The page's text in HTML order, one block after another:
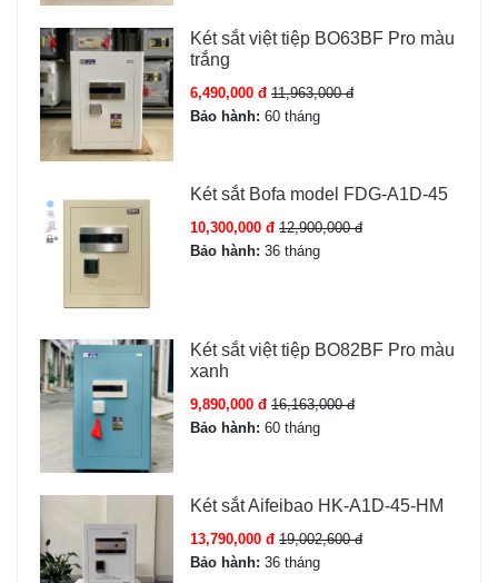
Màu sắc Gold Be
Bảo hành 24 tháng chính hãng
Xuất xứ
Tính năng Két sắt Liberty LB68-S7II-
Két sắt Liberty LB68 S7II Pro App Wifi
năng nổi bật sau:
Vân tay sinh trắc học FPC:Cảm biến 3 lớp (nhiệt độ +
điện dung + áp suất), lưu 100 vân tay, mở két nhanh
trong 0.5 giây.
Mã số điện tử:Bàn phím cảm ứng nhạy, 10 mã có thể
cài đặt riêng cho từng thành viên.
Kết nối App Wifi:
Mở két từ xa qua điện thoại, xem lịch
sử truy cập, nhận thông báo tức thì khi có người mở
Két sắt việt tiệp BO63BF Pro màu
trắng
6,490,000 đ 11,963,000 đ
Bảo hành: 60 tháng
Két sắt Bofa model FDG-A1D-45
10,300,000 đ 12,900,000 đ
Bảo hành: 36 tháng
Két sắt việt tiệp BO82BF Pro màu
xanh
9,890,000 đ 16,163,000 đ
Bảo hành: 60 tháng
Két sắt Aifeibao HK-A1D-45-HM
13,790,000 đ 19,002,600 đ
Bảo hành: 36 tháng